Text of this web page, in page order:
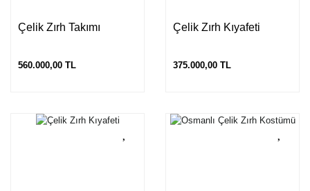
Çelik Zırh Takımı
560.000,00 TL
Çelik Zırh Kıyafeti
375.000,00 TL